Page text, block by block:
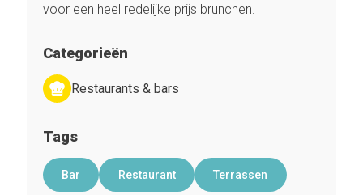
voor een heel redelijke prijs brunchen.
Categorieën
Restaurants & bars
Tags
Bar Restaurant Terrassen